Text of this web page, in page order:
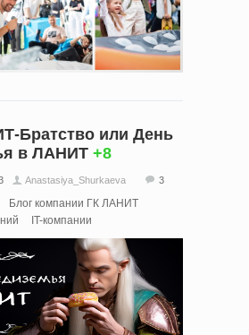
Братство или День
в ЛАНИТ +8
Anastasiya_Shurkaeva 3
Блог компании ГК ЛАНИТ
IT-компании